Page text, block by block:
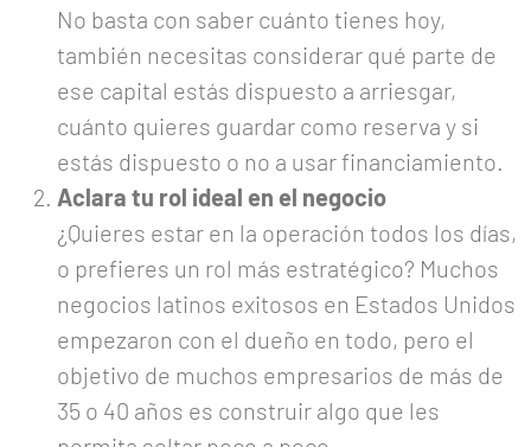
No basta con saber cuánto tienes hoy,
también necesitas considerar qué parte de
ese capital estás dispuesto a arriesgar,
cuánto quieres guardar como reserva y si
estás dispuesto o no a usar financiamiento.
Aclara tu rol ideal en el negocio
¿Quieres estar en la operación todos los días,
o prefieres un rol más estratégico? Muchos
negocios latinos exitosos en Estados Unidos
empezaron con el dueño en todo, pero el
objetivo de muchos empresarios de más de
35 o 40 años es construir algo que les